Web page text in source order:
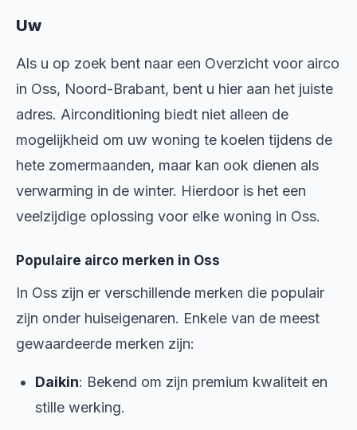
Uw
Als u op zoek bent naar een Overzicht voor airco
in Oss, Noord-Brabant, bent u hier aan het juiste
adres. Airconditioning biedt niet alleen de
mogelijkheid om uw woning te koelen tijdens de
hete zomermaanden, maar kan ook dienen als
verwarming in de winter. Hierdoor is het een
veelzijdige oplossing voor elke woning in Oss.
Populaire airco merken in Oss
In Oss zijn er verschillende merken die populair
zijn onder huiseigenaren. Enkele van de meest
gewaardeerde merken zijn:
Daikin: Bekend om zijn premium kwaliteit en
stille werking.